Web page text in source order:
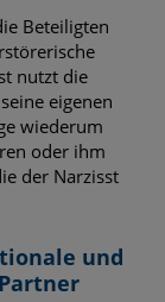
Beteiligten
nutzt die
eigenen
wiederum
oder ihm
der Narzisst
und